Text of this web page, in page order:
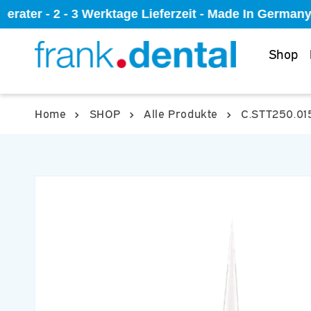
- 2 - 3 Werktage Lieferzeit - Made In
Direkt
zum
Inhalt
Shop
Home SHOP Alle Produkte